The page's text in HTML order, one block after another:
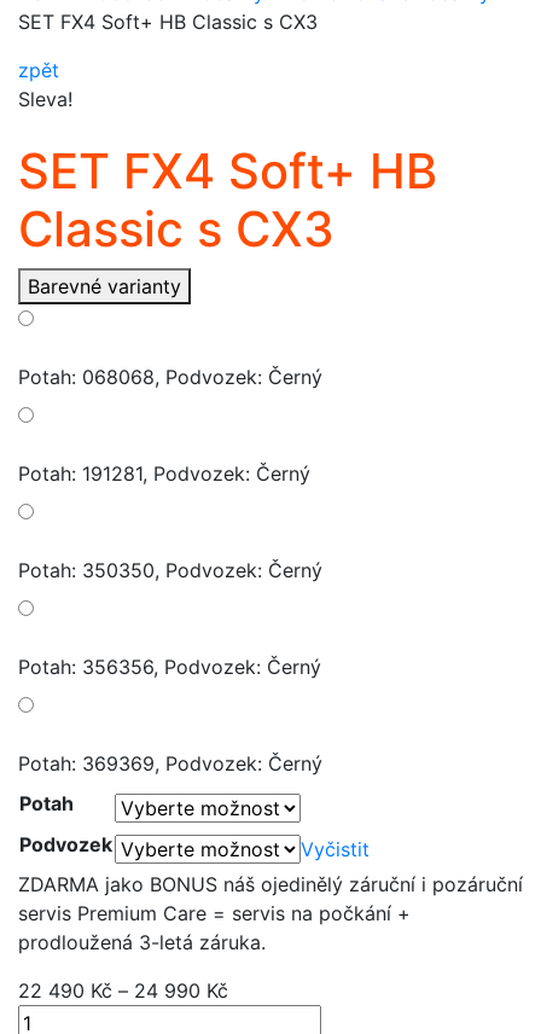
SET FX4 Soft+ HB Classic s CX3
zpět
Sleva!
SET FX4 Soft+ HB
Classic s CX3
Barevné varianty
Potah: 068068, Podvozek: Černý
Potah: 191281, Podvozek: Černý
Potah: 350350, Podvozek: Černý
Potah: 356356, Podvozek: Černý
Potah: 369369, Podvozek: Černý
Potah
Podvozek
Vyčistit
ZDARMA jako BONUS náš ojedinělý záruční i pozáruční
servis Premium Care = servis na počkání +
prodloužená 3-letá záruka.
22 490 Kč – 24 990 Kč
SET